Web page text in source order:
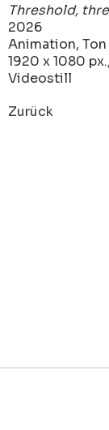
Threshold,
2026
Animation, Ton
1920 x 1080 px.,
Videostill
Zurück